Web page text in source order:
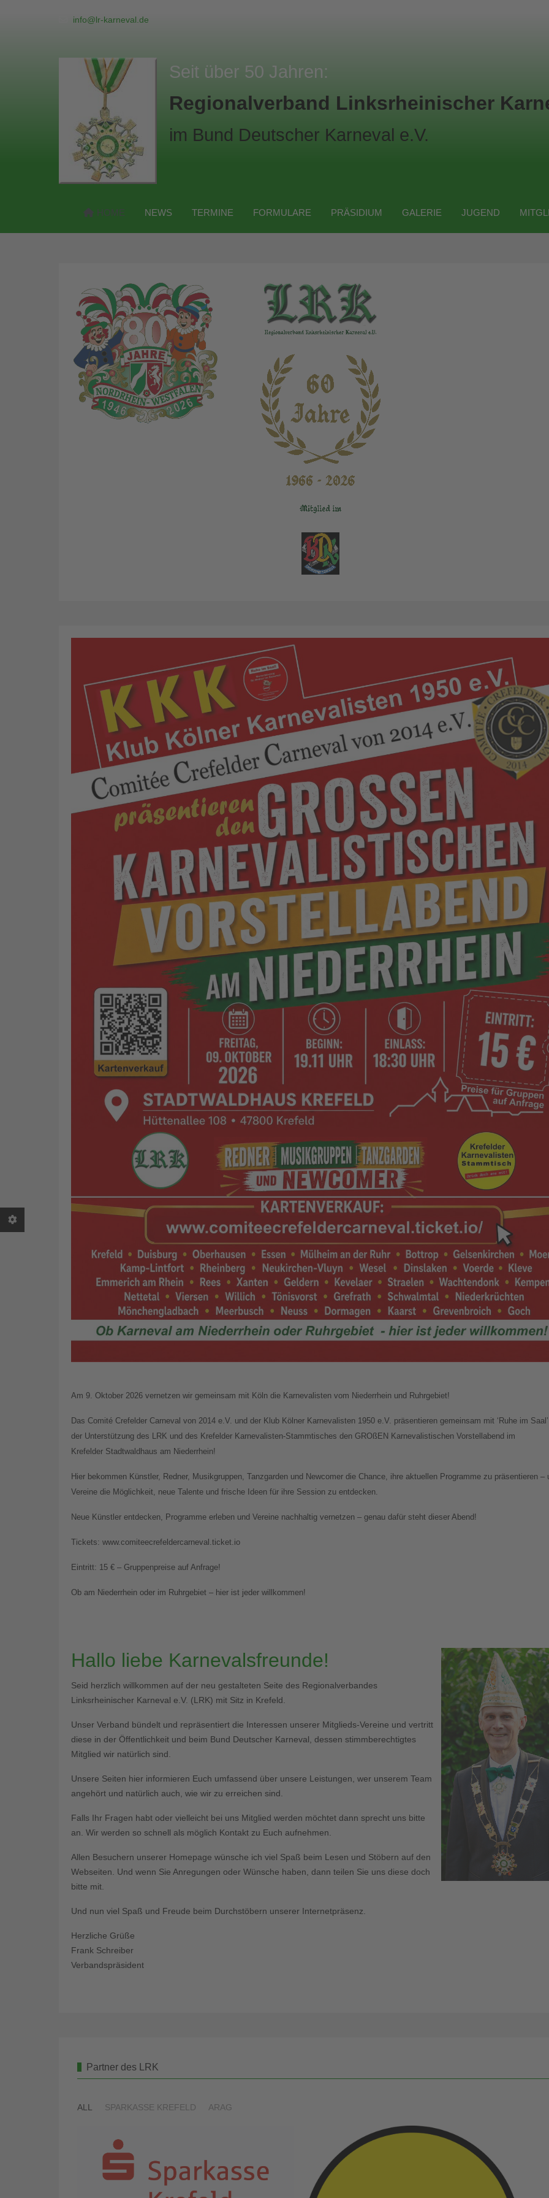
info@lr-karneval.de
Seit über 50 Jahren:
Regionalverband Linksrheinischer
im Bund Deutscher Karneval e.V.
HOME NEWS TERMINE FORMULARE PRÄSIDIUM GALERIE JUGEND
Am 9. Oktober 2026 vernetzen wir gemeinsam mit Köln die Karnevalisten vom Niederrhein und Ruhrgebiet!
Das Comité Crefelder Carneval von 2014 e.V. und der Klub Kölner Karnevalisten 1950 e.V. präsentieren gemeinsam mit ‘Ruhe im Saal’
der Unterstützung des LRK und des Krefelder Karnevalisten-Stammtisches den GROßEN Karnevalistischen Vorstellabend im
Krefelder Stadtwaldhaus am Niederrhein!
Hier bekommen Künstler, Redner, Musikgruppen, Tanzgarden und Newcomer die Chance, ihre aktuellen Programme zu präsentieren –
Vereine die Möglichkeit, neue Talente und frische Ideen für ihre Session zu entdecken.
Neue Künstler entdecken, Programme erleben und Vereine nachhaltig vernetzen – genau dafür steht dieser Abend!
Tickets: www.comiteecrefeldercarneval.ticket.io
Eintritt: 15 € – Gruppenpreise auf Anfrage!
Ob am Niederrhein oder im Ruhrgebiet – hier ist jeder willkommen!
Hallo liebe Karnevalsfreunde!
Seid herzlich willkommen auf der neu gestalteten Seite des Regionalverbandes
Linksrheinischer Karneval e.V. (LRK) mit Sitz in Krefeld.
Unser Verband bündelt und repräsentiert die Interessen unserer Mitglieds-Vereine und vertritt
diese in der Öffentlichkeit und beim Bund Deutscher Karneval, dessen stimmberechtigtes
Mitglied wir natürlich sind.
Unsere Seiten hier informieren Euch umfassend über unsere Leistungen, wer unserem Team
angehört und natürlich auch, wie wir zu erreichen sind.
Falls Ihr Fragen habt oder vielleicht bei uns Mitglied werden möchtet dann sprecht uns bitte
an. Wir werden so schnell als möglich Kontakt zu Euch aufnehmen.
Allen Besuchern unserer Homepage wünsche ich viel Spaß beim Lesen und Stöbern auf den
Webseiten. Und wenn Sie Anregungen oder Wünsche haben, dann teilen Sie uns diese doch
bitte mit.
Und nun viel Spaß und Freude beim Durchstöbern unserer Internetpräsenz.
Herzliche Grüße
Frank Schreiber
Verbandspräsident
Partner des LRK
ALL SPARKASSE KREFELD ARAG